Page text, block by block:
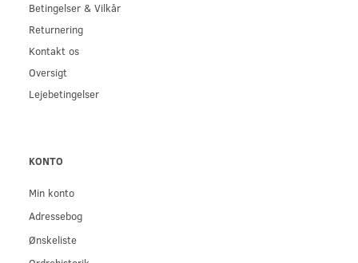
Betingelser & Vilkår
Returnering
Kontakt os
Oversigt
Lejebetingelser
KONTO
Min konto
Adressebog
Ønskeliste